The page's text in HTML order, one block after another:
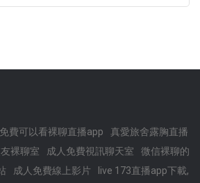
免費可以看裸聊直播app
真愛旅舍露胸直播
裸聊室 成人免費視訊聊天室
微信裸聊的
成人免費線上影片
live 173直播app下載,